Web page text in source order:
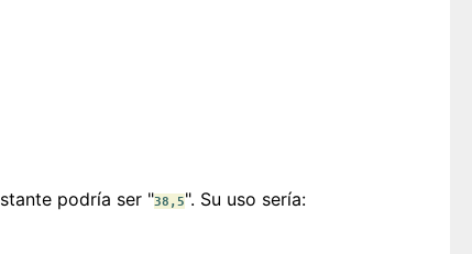
podría ser "38,5". Su uso sería: